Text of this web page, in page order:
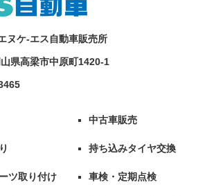
ヌケ-エス自動車販売所
県高梁市中原町1420-1
中古車販売
持ち込みタイヤ交換
ツ取り付け 車検・定期点検